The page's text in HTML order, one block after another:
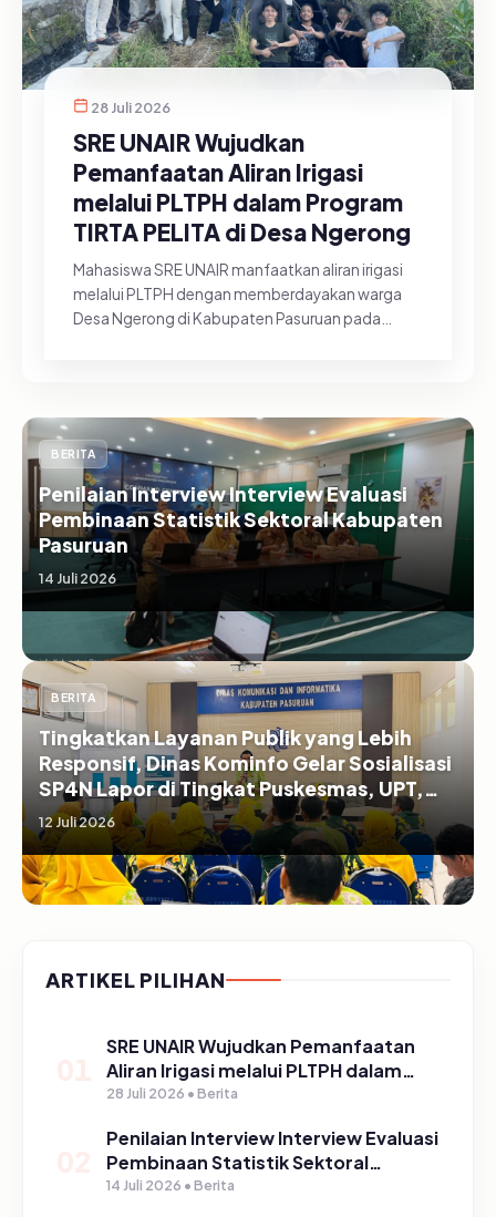
28 Juli 2026
SRE UNAIR Wujudkan
Pemanfaatan Aliran Irigasi
melalui PLTPH dalam Program
TIRTA PELITA di Desa Ngerong
Mahasiswa SRE UNAIR manfaatkan aliran irigasi
melalui PLTPH dengan memberdayakan warga
Desa Ngerong di Kabupaten Pasuruan pada
BERITA
Penilaian Interview Interview Evaluasi
Pembinaan Statistik Sektoral Kabupaten
Pasuruan
14 Juli 2026
BERITA
Tingkatkan Layanan Publik yang Lebih
Responsif, Dinas Kominfo Gelar Sosialisasi
SP4N Lapor di Tingkat Puskesmas, UPT,
serta SD/SMP di Kabupaten Pasuruan
12 Juli 2026
ARTIKEL PILIHAN
SRE UNAIR Wujudkan Pemanfaatan
Aliran Irigasi melalui PLTPH dalam
Program TIRTA PELITA di Desa
28 Juli 2026 • Berita
Penilaian Interview Interview Evaluasi
Pembinaan Statistik Sektoral
Kabupaten Pasuruan
14 Juli 2026 • Berita